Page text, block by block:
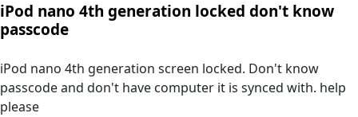
iPod nano 4th generation locked don't know
passcode
iPod nano 4th generation screen locked. Don't know
passcode and don't have computer it is synced with. help
please